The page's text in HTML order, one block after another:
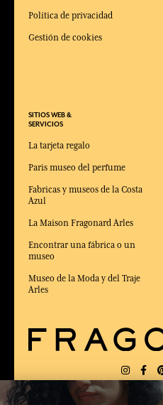
Política de privacidad
Gestión de cookies
SITIOS WEB &
SERVICIOS
La tarjeta regalo
Paris museo del perfume
Fabricas y museos de la Costa
Azul
La Maison Fragonard Arles
Encontrar una fábrica o un
museo
Museo de la Moda y del Traje
Arles